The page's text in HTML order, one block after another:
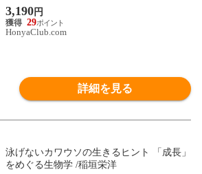
緒子
3,190円
29
HonyaClub.com
詳細を見る
泳げないカワウソの生きるヒント 「成長」
をめぐる生物学 /稲垣栄洋